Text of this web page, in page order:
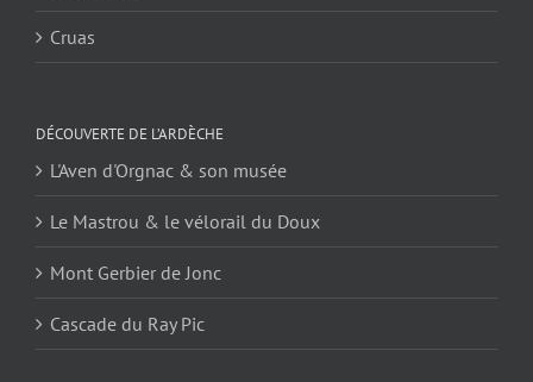
Cruas
DÉCOUVERTE DE L’ARDÈCHE
L'Aven d'Orgnac & son musée
Le Mastrou & le vélorail du Doux
Mont Gerbier de Jonc
Cascade du Ray Pic